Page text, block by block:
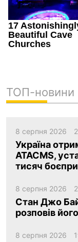
ТОП-новини
8 серпня 2026
Україна
ATACMS,
тисяч
8 серпня 2026
Стан Джо
розповів
8 серпня 2026